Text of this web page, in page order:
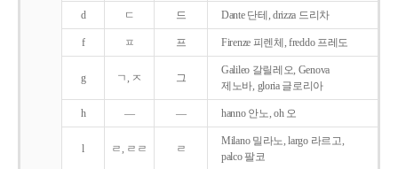
d ㄷ 드 Dante 단테, drizza 드리차
f ㅍ 프 Firenze 피렌체, freddo 프레도
g ㄱ, ㅈ 그
Galileo 갈릴레오, Genova
제노바, gloria 글로리아
h ― ― hanno 안노, oh 오
l ㄹ, ㄹㄹ ㄹ
Milano 밀라노, largo 라르고,
palco 팔코